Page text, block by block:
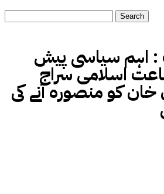
: اہم سیاسی پیش
اسلامی سراج
خان کو منصورہ آنے کی